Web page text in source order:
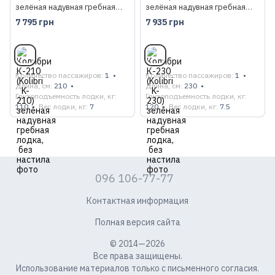
зелёная надувная гребная
лодка, без настила
7 795 грн
Количество пассажиров 1
Длина, см 210
Грузоподъемность лодки, кг
110
Вес лодки, кг 7
зелёная надувная гребная
лодка, без настила
7 935 грн
Количество пассажиров 1
Длина, см 230
Грузоподъемность лодки, кг
120
Вес лодки, кг 7.5
096 106-77-77
Контактная информация
Полная версия сайта
© 2014—2026
Все права защищены.
Использование материалов только с письменного согласия.